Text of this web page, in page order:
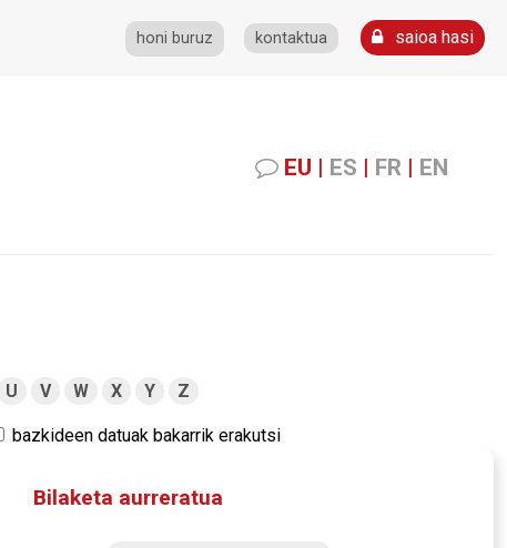
honi buruz kontaktua saioa hasi
EU | ES | FR | EN
U V W X Y Z
bazkideen datuak bakarrik erakutsi
Bilaketa aurreratua